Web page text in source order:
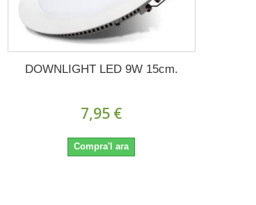
DOWNLIGHT LED 9W 15cm.
7,95 €
Compra'l ara